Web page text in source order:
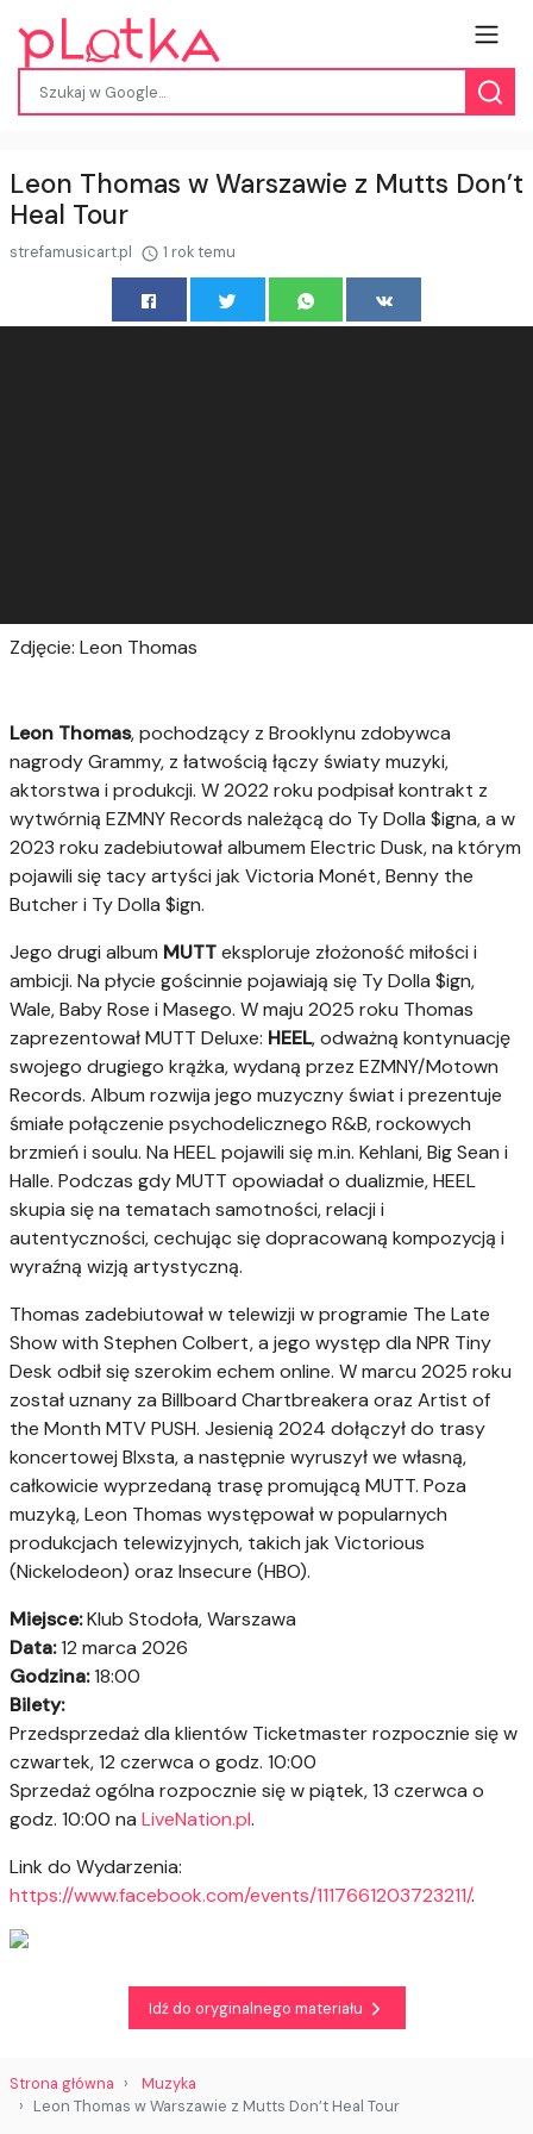
Leon Thomas w Warszawie z Mutts Don’t
Heal Tour
strefamusicart.pl 1 rok temu
Zdjęcie: Leon Thomas
Leon Thomas, pochodzący z Brooklynu zdobywca
nagrody Grammy, z łatwością łączy światy muzyki,
aktorstwa i produkcji. W 2022 roku podpisał kontrakt z
wytwórnią EZMNY Records należącą do Ty Dolla $igna, a w
2023 roku zadebiutował albumem Electric Dusk, na którym
pojawili się tacy artyści jak Victoria Monét, Benny the
Butcher i Ty Dolla $ign.
Jego drugi album MUTTeksploruje złożoność miłości i
ambicji. Na płycie gościnnie pojawiają się Ty Dolla $ign,
Wale, Baby Rose i Masego. W maju 2025 roku Thomas
zaprezentował MUTT Deluxe: HEEL, odważną kontynuację
swojego drugiego krążka, wydaną przez EZMNY/Motown
Records. Album rozwija jego muzyczny świat i prezentuje
śmiałe połączenie psychodelicznego R&B, rockowych
brzmień i soulu. Na HEEL pojawili się m.in. Kehlani, Big Sean i
Halle. Podczas gdy MUTT opowiadał o dualizmie, HEEL
skupia się na tematach samotności, relacji i
autentyczności, cechując się dopracowaną kompozycją i
wyraźną wizją artystyczną.
Thomas zadebiutował w telewizji w programie The Late
Show with Stephen Colbert, a jego występ dla NPR Tiny
Desk odbił się szerokim echem online. W marcu 2025 roku
został uznany za Billboard Chartbreakera oraz Artist of
the Month MTV PUSH. Jesienią 2024 dołączył do trasy
koncertowej Blxsta, a następnie wyruszył we własną,
całkowicie wyprzedaną trasę promującą MUTT. Poza
muzyką, Leon Thomas występował w popularnych
produkcjach telewizyjnych, takich jak Victorious
(Nickelodeon) oraz Insecure (HBO).
Miejsce:Klub Stodoła, Warszawa
Data:12 marca 2026
Godzina:18:00
Bilety:
Przedsprzedaż dla klientów Ticketmaster rozpocznie się w
czwartek, 12 czerwca o godz. 10:00
Sprzedaż ogólna rozpocznie się w piątek, 13 czerwca o
godz. 10:00 na LiveNation.pl.
Link do Wydarzenia:
https://www.facebook.com/events/1117661203723211/.
Idź do oryginalnego materiału
Strona główna
Muzyka
Leon Thomas w Warszawie z Mutts Don’t Heal Tour